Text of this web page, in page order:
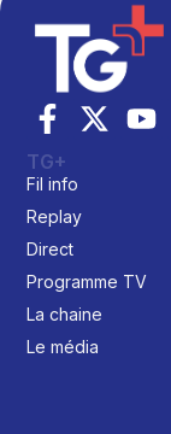
TG+
Fil info
Replay
Direct
Programme TV
La chaine
Le média